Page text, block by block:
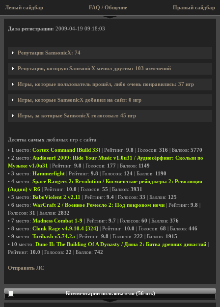
Левый сайдбар Правый сайдбар
FAQ / Общение
Профиль пользователя SamsonicX
Дата регистрации: 2009-04-19 09:18:03
Репутация SamsonicX: 74
Репутация, которую SamsonicX менял другим: 103 изменений
Игры, которые пользователь прошёл, либо очень понравились: 37 игр
Игры, которые SamsonicX добавил на сайт: 0 игр
Игры, за которые SamsonicX голосовал: 45 игр
Десятка самых любимых игр с сайта:
• 1 место: Cortex Command [Build 33] | Рейтинг: 9.8 | Голосов: 316 | Баллов: 5770
• 2 место: Audiosurf 2009: Ride Your Music v1.0u31 / Аудиосёрфинг: Скользи по
Музыке v1.0u31
| Рейтинг: 9.8 | Голосов: 177 | Баллов: 1149
• 3 место: Hammerfight | Рейтинг: 9.8 | Голосов: 124 | Баллов: 1190
• 4 место: Space Rangers 2: Revolution / Космические рейнджеры 2: Революция
(Аддон) v R6 | Рейтинг: 10.0 | Голосов: 55 | Баллов: 3931
• 5 место: BaboViolent 2 v2.11 | Рейтинг: 9.4 | Голосов: 33 | Баллов: 125
• 6 место: WarCraft 2 / Военное Ремесло 2: Под покровом ночи | Рейтинг: 9.8
Голосов: 31 | Баллов: 2832
• 7 место: Madness Combat 1-9 | Рейтинг: 9.7 | Голосов: 60 | Баллов: 376
• 8 место: Clonk Rage v4.9.10.4 [324] | Рейтинг: 10.0 | Голосов: 68 | Баллов: 446
• 9 место: Toribash v5.74.2a | Рейтинг: 9.8 | Голосов: 222 | Баллов: 1915
• 10 место: Dune II: The Building Of A Dynasty / Дюна 2: Битва древних династий
Рейтинг: 10.0 | Голосов: 22 | Баллов: 742
Отправить ЛС
Комментарии пользователя (56 шт.)